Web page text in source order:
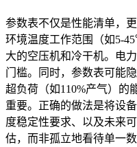
参数表不仅是性能清单，
环境温度工作范围（如5-
大的空压机和冷干机。电
门槛。同时，参数表可能
超负荷（如110%产气）的
重要。正确的做法是将设
度稳定性要求、以及未来
估，而非孤立地看待单一数